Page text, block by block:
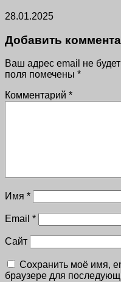
28.01.2025
Добавить
Ваш адрес email не
поля помечены *
Комментарий *
Имя *
Email *
Сайт
Сохранить моё имя,
браузере для